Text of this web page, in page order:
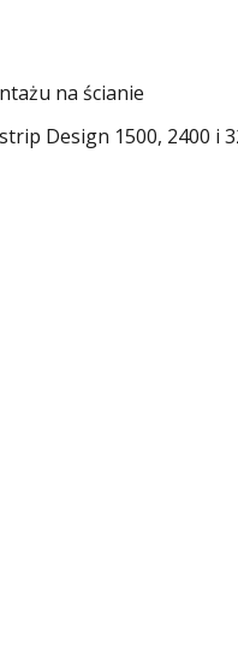
na ścianie
Design 1500, 2400 i